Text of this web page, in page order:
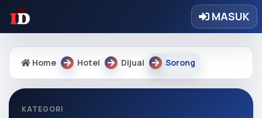
MASUK
Home Hotel Dijual Sorong
KATEGORI